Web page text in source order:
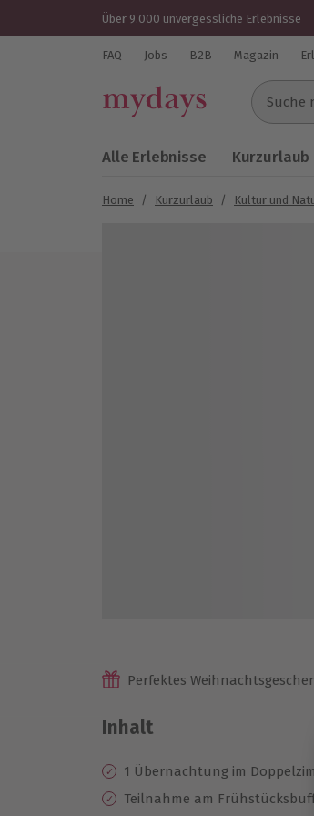
Über 9.000 unvergessliche Erlebnisse
FAQ Jobs B2B Magazin
Suche
Alle Erlebnisse Kurzurlaub
Home / Kurzurlaub / Kultur und
Perfektes
Inhalt
1 Übernachtung im
Teilnahme am